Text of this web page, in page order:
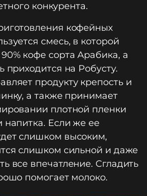
конкурента.
кофейных
смесь, в которой
кофе сорта Арабика, а
приходится на Робусту.
продукту крепость и
а также принимает
плотной пленки
напитка. Если же ее
слишком высоким,
слишком сильной и даже
все впечатление. Сгладить
помогает молоко.